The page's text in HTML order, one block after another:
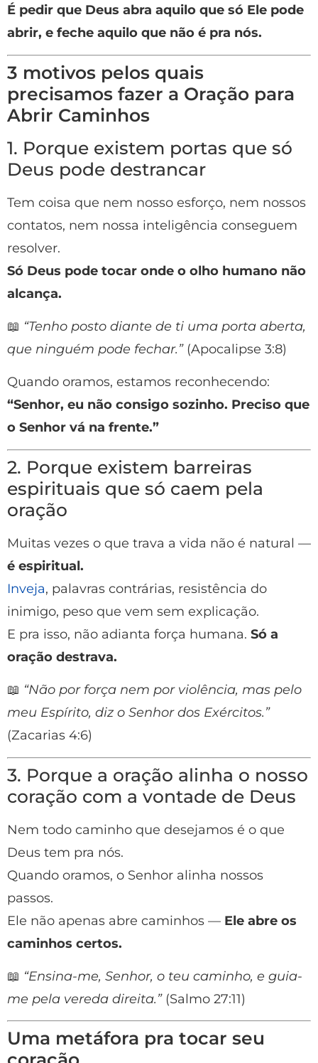
É pedir que Deus abra aquilo que só Ele pode
abrir, e feche aquilo que não é pra nós.
3 motivos pelos quais
precisamos fazer a Oração para
Abrir Caminhos
1. Porque existem portas que só
Deus pode destrancar
Tem coisa que nem nosso esforço, nem nossos
contatos, nem nossa inteligência conseguem
resolver.
Só Deus pode tocar onde o olho humano não
alcança.
📖 “Tenho posto diante de ti uma porta aberta,
que ninguém pode fechar.”(Apocalipse 3:8)
Quando oramos, estamos reconhecendo:
“Senhor, eu não consigo sozinho. Preciso que
o Senhor vá na frente.”
2. Porque existem barreiras
espirituais que só caem pela
oração
Muitas vezes o que trava a vida não é natural —
é espiritual.
Inveja, palavras contrárias, resistência do
inimigo, peso que vem sem explicação.
E pra isso, não adianta força humana. Só a
oração destrava.
📖 “Não por força nem por violência, mas pelo
meu Espírito, diz o Senhor dos Exércitos.”
(Zacarias 4:6)
3. Porque a oração alinha o nosso
coração com a vontade de Deus
Nem todo caminho que desejamos é o que
Deus tem pra nós.
Quando oramos, o Senhor alinha nossos
passos.
Ele não apenas abre caminhos — Ele abre os
caminhos certos.
📖 “Ensina-me, Senhor, o teu caminho, e guia-
me pela vereda direita.”(Salmo 27:11)
Uma metáfora pra tocar seu